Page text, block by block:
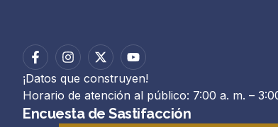
¡Datos que construyen!
Horario de atención al público: 7:00 a. m. –
Encuesta de Sastifacción